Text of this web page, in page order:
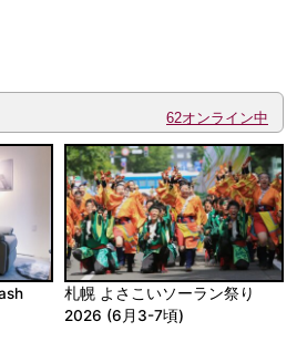
62オンライン中
札幌 よさこいソーラン祭り
2026 (6月3-7頃)